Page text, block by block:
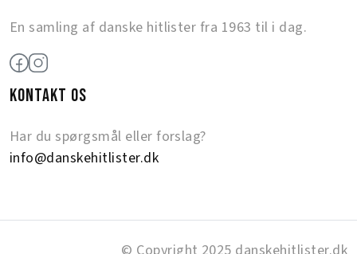
En samling af danske hitlister fra 1963 til i dag.
KONTAKT OS
Har du spørgsmål eller forslag?
info@danskehitlister.dk